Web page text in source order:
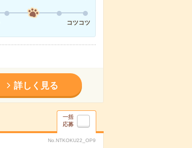
コツコツ
詳しく見る
一括
応募
No.NTKOKU22_OP9